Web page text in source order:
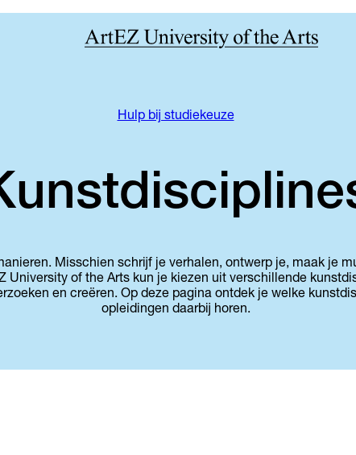
Hulp bij studiekeuze
Misschien schrijf je verhalen, ontwerp je, maak je
University of the Arts kun je kiezen uit verschillende
en creëren. Op deze pagina ontdek je welke
opleidingen daarbij horen.